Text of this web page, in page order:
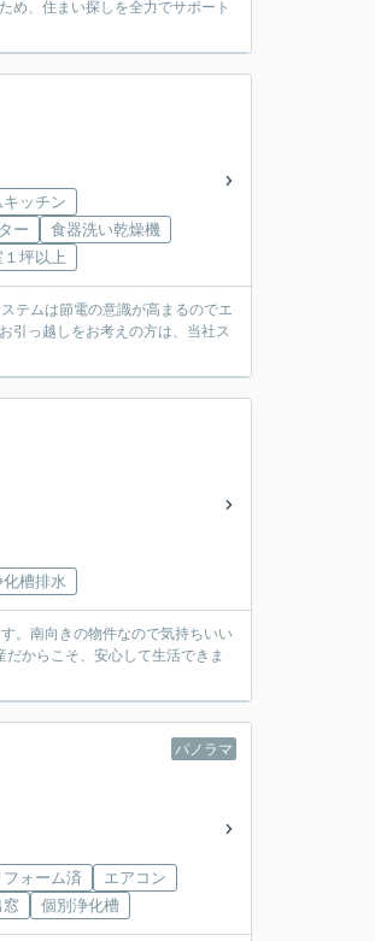
め、住まい探しを全力でサポート
ッチン
ー
食器洗い乾燥機
１坪以上
テムは節電の意識が高まるのでエ
引っ越しをお考えの方は、当社ス
化槽排水
。南向きの物件なので気持ちいい
からこそ、安心して生活できま
パノラマ
フォーム済
エアコン
窓 個別浄化槽